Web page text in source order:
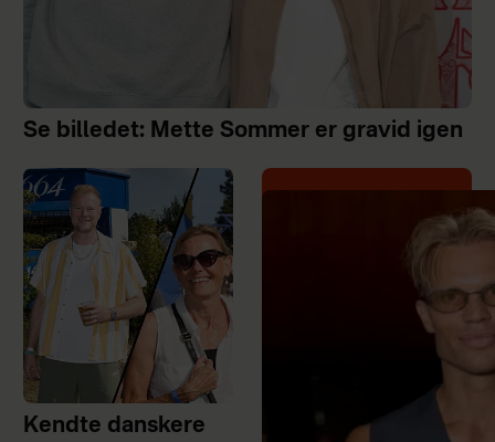
Se billedet: Mette Sommer er gravid igen
Kendte danskere